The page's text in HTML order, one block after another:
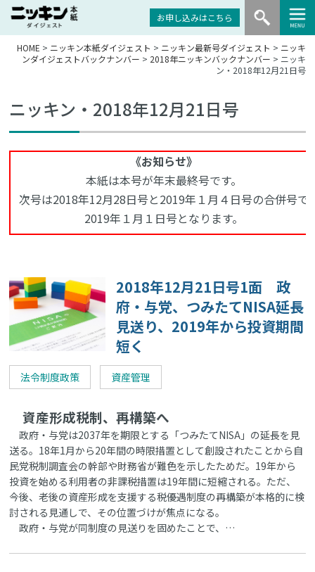
お申し込みはこちら
HOME > ニッキン本紙ダイジェスト > ニッキン最新号ダイジェスト > ニッキ
ンダイジェストバックナンバー > 2018年ニッキンバックナンバー > ニッキ
ン・2018年12月21日号
ニッキン・2018年12月21日号
《お知らせ》
本紙は本号が年末最終号です。
次号は2018年12月28日号と2019年１月４日号の合併号で
2019年１月１日号となります。
2018年12月21日号1面 政
府・与党、つみたてNISA延長
見送り、2019年から投資期間
短く
法令制度政策 資産管理
資産形成税制、再構築へ
政府・与党は2037年を期限とする「つみたてNISA」の延長を見
送る。18年1月から20年間の時限措置として創設されたことから自
民党税制調査会の幹部や財務省が難色を示したためだ。19年から
投資を始める利用者の非課税措置は19年間に短縮される。ただ、
今後、老後の資産形成を支援する税優遇制度の再構築が本格的に検
討される見通しで、その位置づけが焦点になる。
政府・与党が同制度の見送りを固めたことで、…